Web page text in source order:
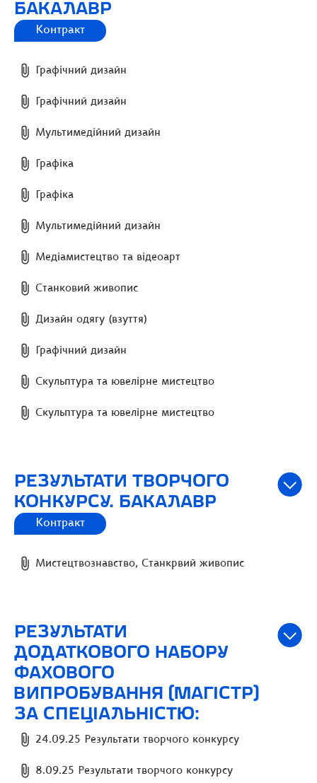
БАКАЛАВР
Контракт
Графічний дизайн
Графічний дизайн
Мультимедійний дизайн
Графіка
Графіка
Мультимедійний дизайн
Медіамистецтво та відеоарт
Станковий живопис
Дизайн одягу (взуття)
Графічний дизайн
Скульптура та ювелірне мистецтво
Скульптура та ювелірне мистецтво
РЕЗУЛЬТАТИ ТВОРЧОГО
КОНКУРСУ. БАКАЛАВР
Контракт
Мистецтвознавство, Станкрвий живопис
РЕЗУЛЬТАТИ
ДОДАТКОВОГО НАБОРУ
ФАХОВОГО
ВИПРОБУВАННЯ (МАГІСТР)
ЗА СПЕЦІАЛЬНІСТЮ:
24.09.25 Результати творчого конкурсу
8.09.25 Результати творчого конкурсу